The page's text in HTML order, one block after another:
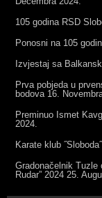
105 godina RSD
Ponosni na 105
Izvjestaj sa
Prva pobjeda u
bodova 16.
Preminuo Ismet
2024.
Karate klub
Gradonačelnik Tuzle
Rudar” 2024 25.